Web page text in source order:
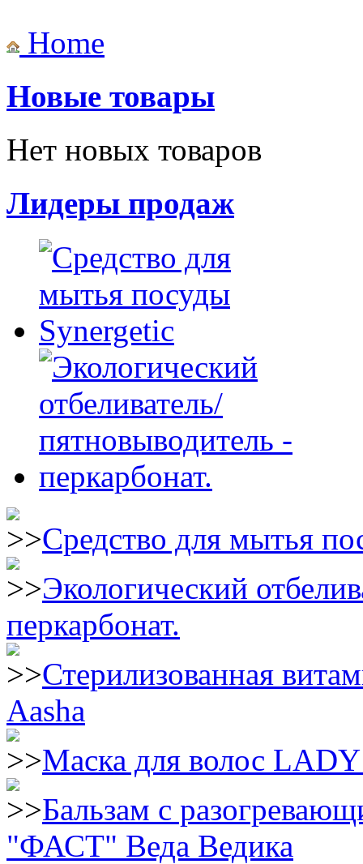
Home
Новые товары
Нет новых товаров
Лидеры продаж
Средство для мытья
Экологический
перкарбонат.
Стерилизованная
Aasha
Маска для волос
Бальзам с
"ФАСТ" Веда Ведика